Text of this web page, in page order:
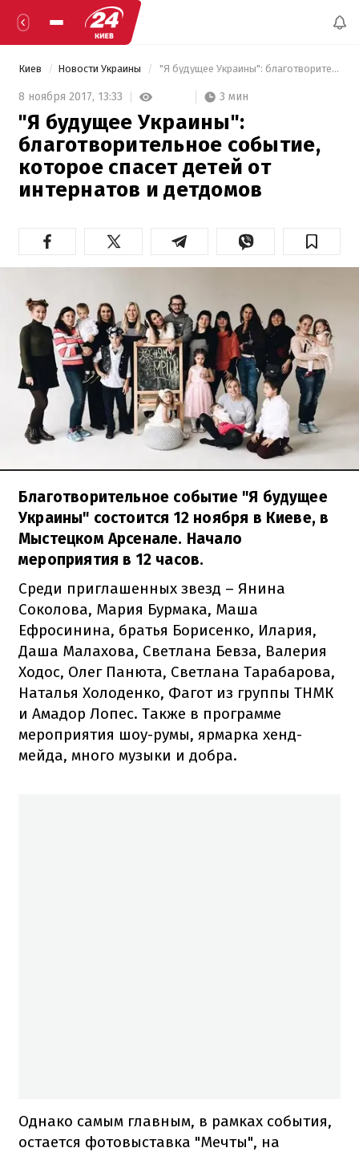
Киев Новости Украины "Я будущее Украины": благотворительное событие, которое спасет детей от интернатов и детдомов
8 ноября 2017, 13:33 3 мин
"Я будущее Украины":
благотворительное событие,
которое спасет детей от
интернатов и детдомов
Благотворительное событие "Я будущее
Украины" состоится 12 ноября в Киеве, в
Мыстецком Арсенале. Начало
мероприятия в 12 часов.
Среди приглашенных звезд – Янина
Соколова, Мария Бурмака, Маша
Ефросинина, братья Борисенко, Илария,
Даша Малахова, Светлана Бевза, Валерия
Ходос, Олег Панюта, Светлана Тарабарова,
Наталья Холоденко, Фагот из группы ТНМК
и Амадор Лопес. Также в программе
мероприятия шоу-румы, ярмарка хенд-
мейда, много музыки и добра.
Однако самым главным, в рамках события,
остается фотовыставка "Мечты", на